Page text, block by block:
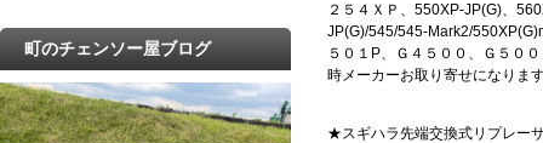
２５４ＸＰ、550XP-JP(G)、
JP(G)/545/545-Mark2/
５０１P、Ｇ４５００、Ｇ５０
時メーカーお取り寄せになりま
★スギハラ先端交換式リプレ
町のチェンソー屋ブログ